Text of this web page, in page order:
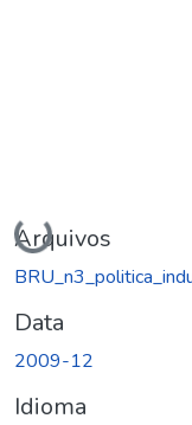
Carregando...
Arquivos
Data
2009-12
Idioma